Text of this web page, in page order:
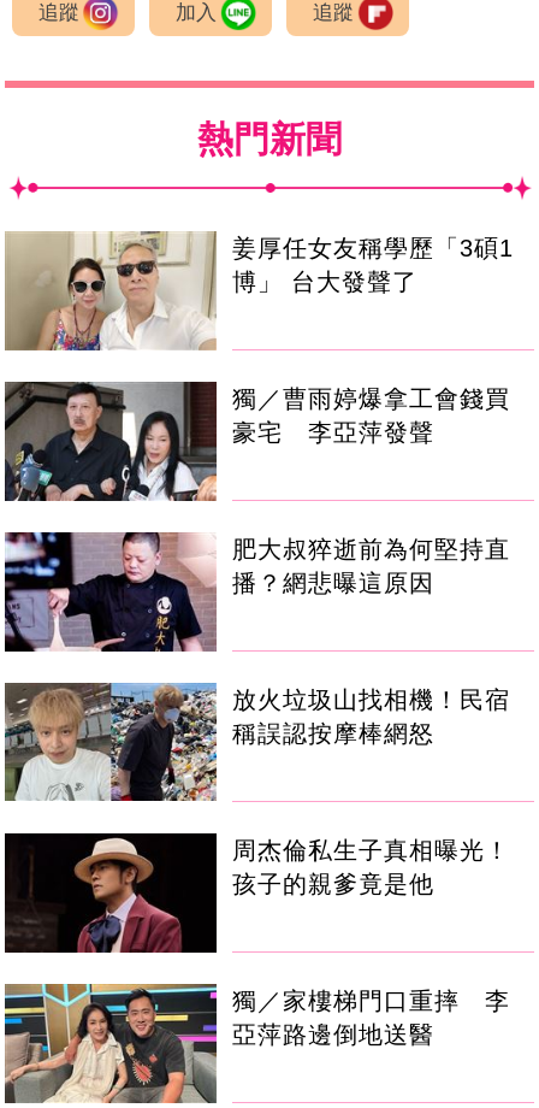
追蹤 加入 追蹤
熱門新聞
姜厚任女友稱學歷「3碩1
博」 台大發聲了
獨／曹雨婷爆拿工會錢買
豪宅 李亞萍發聲
肥大叔猝逝前為何堅持直
播？網悲曝這原因
放火垃圾山找相機！民宿
稱誤認按摩棒網怒
周杰倫私生子真相曝光！
孩子的親爹竟是他
獨／家樓梯門口重摔 李
亞萍路邊倒地送醫